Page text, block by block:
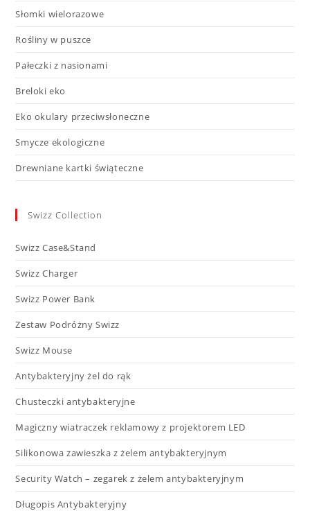
Słomki wielorazowe
Rośliny w puszce
Pałeczki z nasionami
Breloki eko
Eko okulary przeciwsłoneczne
Smycze ekologiczne
Drewniane kartki świąteczne
Swizz Collection
Swizz Case&Stand
Swizz Charger
Swizz Power Bank
Zestaw Podróżny Swizz
Swizz Mouse
Antybakteryjny żel do rąk
Chusteczki antybakteryjne
Magiczny wiatraczek reklamowy z projektorem LED​
Silikonowa zawieszka z żelem antybakteryjnym
Security Watch – zegarek z żelem antybakteryjnym
Długopis Antybakteryjny